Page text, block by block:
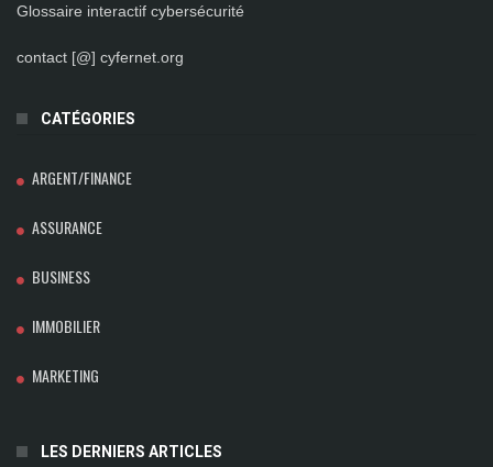
Glossaire interactif cybersécurité
contact [@] cyfernet.org
CATÉGORIES
ARGENT/FINANCE
ASSURANCE
BUSINESS
IMMOBILIER
MARKETING
LES DERNIERS ARTICLES